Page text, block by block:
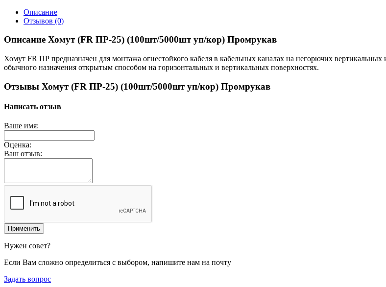
Описание
Отзывов (0)
Описание Хомут (FR ПР-25) (100шт/5000шт уп/кор) Промрукав
Хомут FR ПР предназначен для монтажа огнестойкого кабеля в кабельных каналах на негорючих
обычного назначения открытым способом на горизонтальных и вертикальных поверхностях.
Отзывы Хомут (FR ПР-25) (100шт/5000шт уп/кор) Промрукав
Написать отзыв
Ваше имя:
Оценка:
Ваш отзыв:
Применить
Нужен совет?
Если Вам сложно определиться с выбором, напишите нам на почту
Задать вопрос